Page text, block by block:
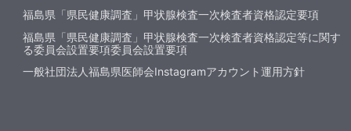
福島県「県民健康調査」甲状腺検査一次検査者資格認定要項
福島県「県民健康調査」甲状腺検査一次検査者資格認定等に関す
る委員会設置要項委員会設置要項
一般社団法人福島県医師会Instagramアカウント運用方針